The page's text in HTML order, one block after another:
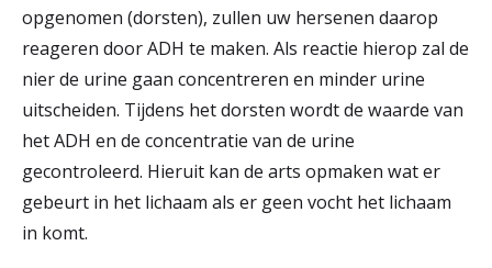
opgenomen (dorsten), zullen uw hersenen daarop
reageren door ADH te maken. Als reactie hierop zal de
nier de urine gaan concentreren en minder urine
uitscheiden. Tijdens het dorsten wordt de waarde van
het ADH en de concentratie van de urine
gecontroleerd. Hieruit kan de arts opmaken wat er
gebeurt in het lichaam als er geen vocht het lichaam
in komt.